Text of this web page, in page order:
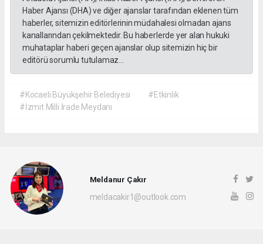
Haber Ajansı (DHA) ve diğer ajanslar tarafından eklenen tüm
haberler, sitemizin editörlerinin müdahalesi olmadan ajans
kanallarından çekilmektedir. Bu haberlerde yer alan hukuki
muhataplar haberi geçen ajanslar olup sitemizin hiç bir
editörü sorumlu tutulamaz...
#Kocaeli Büyükşehir Belediyesi
#Etkinlik
#İzmit Milli İrade Meydanı
Meldanur Çakır
meldacakir1@outlook.com